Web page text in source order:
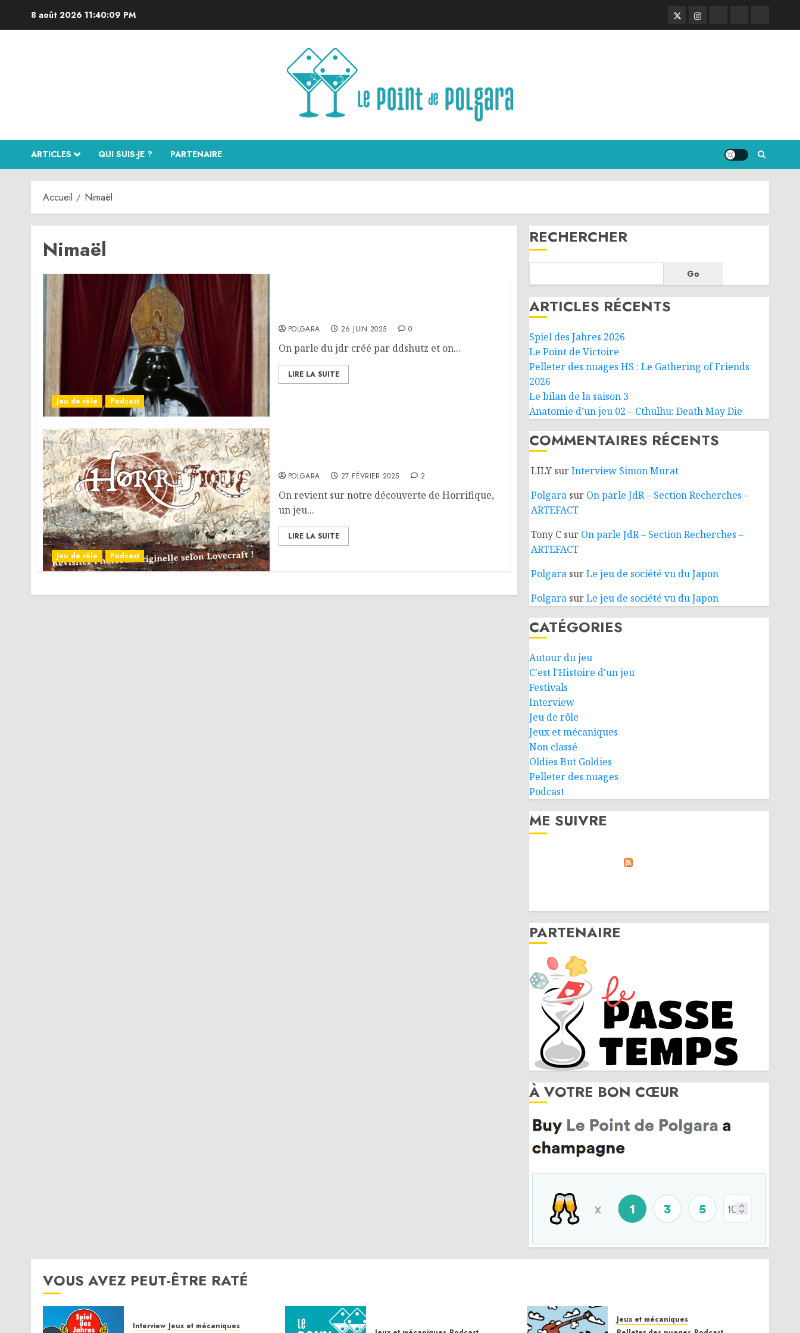
8 août 2026 11:40:10 PM TwitterInstagram
ARTICLES QUI SUIS-JE ? PARTENAIRE
Accueil Nimaël
Nimaël
Jeu de rôle Podcast
POLGARA 26 JUIN 2025 0
On parle du jdr créé par ddshutz et on...
LIRE LA SUITE
Jeu de rôle Podcast
POLGARA 27 FÉVRIER 2025 2
On revient sur notre découverte de Horrifique,
un jeu...
LIRE LA SUITE
RECHERCHER
Go
ARTICLES RÉCENTS
Spiel des Jahres 2026
Le Point de Victoire
Pelleter des nuages HS : Le Gathering of Friends
2026
Le bilan de la saison 3
Anatomie d’un jeu 02 – Cthulhu: Death May Die
COMMENTAIRES RÉCENTS
LILYsurInterview Simon Murat
Polgarasur On parle JdR – Section Recherches –
ARTEFACT
Tony Csur On parle JdR – Section Recherches –
ARTEFACT
PolgarasurLe jeu de société vu du Japon
PolgarasurLe jeu de société vu du Japon
CATÉGORIES
Autour du jeu
C'est l'Histoire d'un jeu
Festivals
Interview
Jeu de rôle
Jeux et mécaniques
Non classé
Oldies But Goldies
Pelleter des nuages
Podcast
ME SUIVRE
PARTENAIRE
À VOTRE BON CŒUR
VOUS AVEZ PEUT-ÊTRE RATÉ
Interview Jeux et mécaniques
Jeux et mécaniques